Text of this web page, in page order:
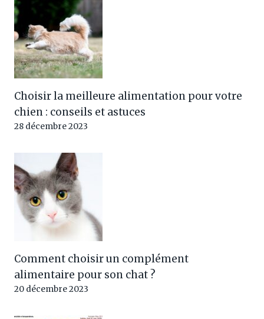
Choisir la meilleure alimentation pour votre
chien : conseils et astuces
28 décembre 2023
Comment choisir un complément
alimentaire pour son chat ?
20 décembre 2023